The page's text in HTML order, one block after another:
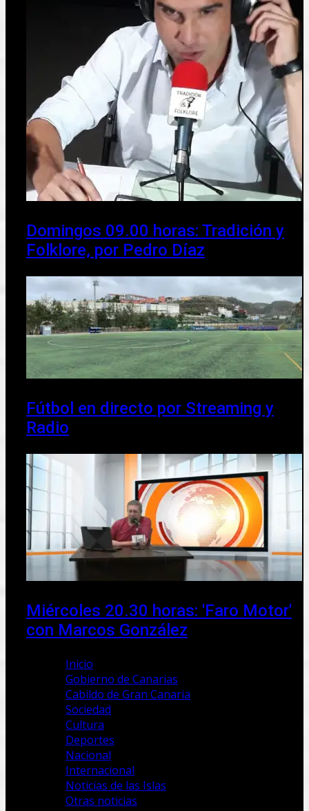
Domingos 09.00 horas: Tradición y
Folklore, por Pedro Díaz
Fútbol en directo por Streaming y
Radio
Miércoles 20.30 horas: 'Faro Motor'
con Marcos González
Inicio
Gobierno de Canarias
Cabildo de Gran Canaria
Sociedad
Cultura
Deportes
Nacional
Internacional
Noticias de las Islas
Otras noticias